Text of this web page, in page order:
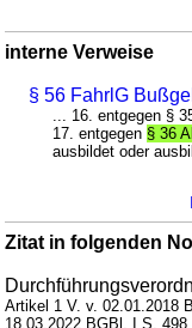
interne Verweise
§ 56 FahrlG
... 16. entgegen §
17. entgegen § 36
ausbildet oder
Zitat in folgenden
Artikel 1 V. v. 02.01.2018
18.03.2022 BGBl. I S. 498